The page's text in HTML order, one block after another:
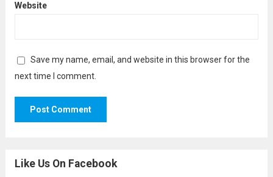
Website
Save my name, email, and website in this browser for the
next time I comment.
Like Us On Facebook